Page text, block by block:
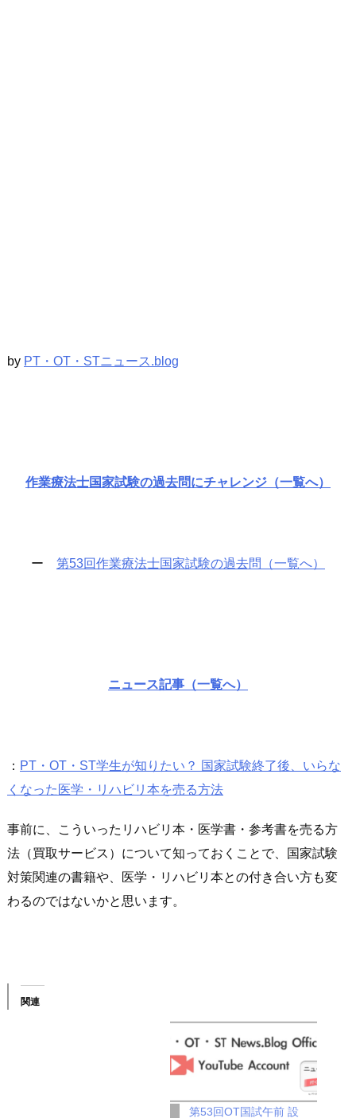
by PT・OT・STニュース.blog
作業療法士国家試験の過去問にチャレンジ（一覧へ）
ー 第53回作業療法士国家試験の過去問（一覧へ）
ニュース記事（一覧へ）
： PT・OT・ST学生が知りたい？ 国家試験終了後、いらな
くなった医学・リハビリ本を売る方法
事前に、こういったリハビリ本・医学書・参考書を売る方
法（買取サービス）について知っておくことで、国家試験
対策関連の書籍や、医学・リハビリ本との付き合い方も変
わるのではないかと思います。
関連
第53回OT国試午前 設